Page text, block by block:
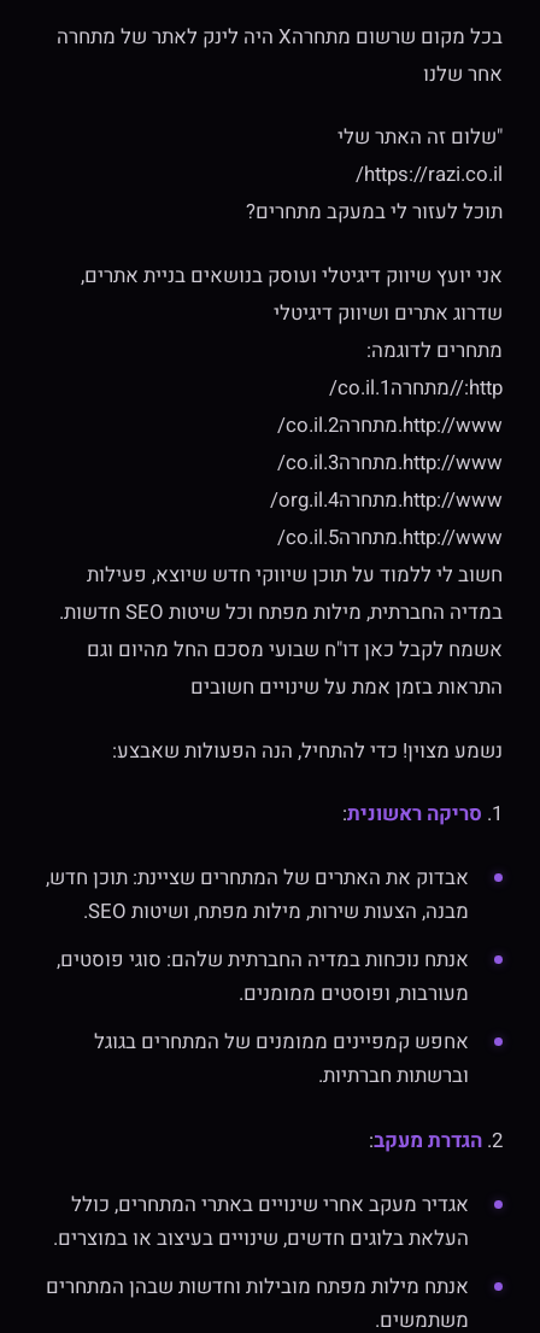
בכל מקום שרשום מתחרהX היה לינק לאתר של מתחרה
אחר שלנו
"שלום זה האתר שלי
https://razi.co.il/
תוכל לעזור לי במעקב מתחרים?
אני יועץ שיווק דיגיטלי ועוסק בנושאים בניית אתרים,
שדרוג אתרים ושיווק דיגיטלי
מתחרים לדוגמה:
http://מתחרה1.co.il/
http://www.מתחרה2.co.il/
http://www.מתחרה3.co.il/
http://www.מתחרה4.org.il/
http://www.מתחרה5.co.il/
חשוב לי ללמוד על תוכן שיווקי חדש שיוצא, פעילות
במדיה החברתית, מילות מפתח וכל שיטות SEO חדשות.
אשמח לקבל כאן דו"ח שבועי מסכם החל מהיום וגם
התראות בזמן אמת על שינויים חשובים
נשמע מצוין! כדי להתחיל, הנה הפעולות שאבצע:
1. סריקה ראשונית:
אבדוק את האתרים של המתחרים שציינת: תוכן חדש,
מבנה, הצעות שירות, מילות מפתח, ושיטות SEO.
אנתח נוכחות במדיה החברתית שלהם: סוגי פוסטים,
מעורבות, ופוסטים ממומנים.
אחפש קמפיינים ממומנים של המתחרים בגוגל
וברשתות חברתיות.
2. הגדרת מעקב:
אגדיר מעקב אחרי שינויים באתרי המתחרים, כולל
העלאת בלוגים חדשים, שינויים בעיצוב או במוצרים.
אנתח מילות מפתח מובילות וחדשות שבהן המתחרים
משתמשים.